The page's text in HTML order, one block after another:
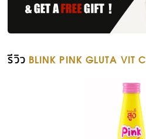
รีวิว BLINK PINK GLUTA VIT C